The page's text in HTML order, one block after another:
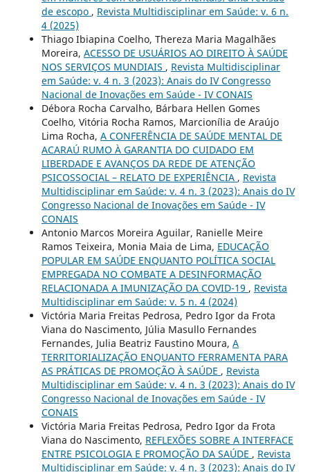
de escopo , Revista Multidisciplinar em Saúde: v. 6 n.
4 (2025)
Thiago Ibiapina Coelho, Thereza Maria Magalhães
Moreira, ACESSO DE USUÁRIOS AO DIREITO À SAÚDE
NOS SERVIÇOS MUNDIAIS , Revista Multidisciplinar
em Saúde: v. 4 n. 3 (2023): Anais do IV Congresso
Nacional de Inovações em Saúde - IV CONAIS
Débora Rocha Carvalho, Bárbara Hellen Gomes
Coelho, Vitória Rocha Ramos, Marcionília de Araújo
Lima Rocha, A CONFERÊNCIA DE SAÚDE MENTAL DE
ACARAÚ RUMO À GARANTIA DO CUIDADO EM
LIBERDADE E AVANÇOS DA REDE DE ATENÇÃO
PSICOSSOCIAL – RELATO DE EXPERIÊNCIA , Revista
Multidisciplinar em Saúde: v. 4 n. 3 (2023): Anais do IV
Congresso Nacional de Inovações em Saúde - IV
CONAIS
Antonio Marcos Moreira Aguilar, Ranielle Meire
Ramos Teixeira, Monia Maia de Lima, EDUCAÇÃO
POPULAR EM SAÚDE ENQUANTO POLÍTICA SOCIAL
EMPREGADA NO COMBATE A DESINFORMAÇÃO
RELACIONADA A IMUNIZAÇÃO DA COVID-19 , Revista
Multidisciplinar em Saúde: v. 5 n. 4 (2024)
Victória Maria Freitas Pedrosa, Pedro Igor da Frota
Viana do Nascimento, Júlia Masullo Fernandes
Fernandes, Julia Beatriz Faustino Moura, A
TERRITORIALIZAÇÃO ENQUANTO FERRAMENTA PARA
AS PRÁTICAS DE PROMOÇÃO À SAÚDE , Revista
Multidisciplinar em Saúde: v. 4 n. 3 (2023): Anais do IV
Congresso Nacional de Inovações em Saúde - IV
CONAIS
Victória Maria Freitas Pedrosa, Pedro Igor da Frota
Viana do Nascimento, REFLEXÕES SOBRE A INTERFACE
ENTRE PSICOLOGIA E PROMOÇÃO DA SAÚDE , Revista
Multidisciplinar em Saúde: v. 4 n. 3 (2023): Anais do IV